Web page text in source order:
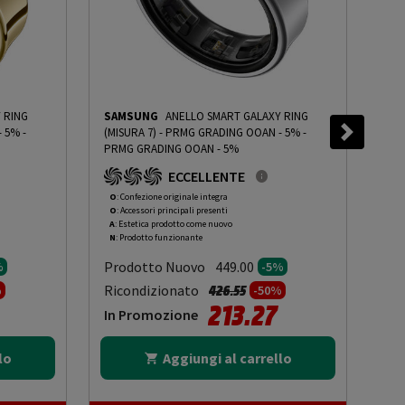
RING
- 5%-
da
SAMSUNG ANELLO SMART GALAXY RING
(MISURA 7) - PRMG GRADING OOAN - 5%-
PRMG GRADING OOAN - 5%
ECCELLENTE
O: Confezione originale integra
O: Accessori principali presenti
A: Estetica prodotto come nuovo
N: Prodotto funzionante
Prodotto Nuovo 449.00 -5%
Ricondizionato Prezzo ridotto da
426.55a-50%
In Promozione 213.27
Aggiungi al carrello